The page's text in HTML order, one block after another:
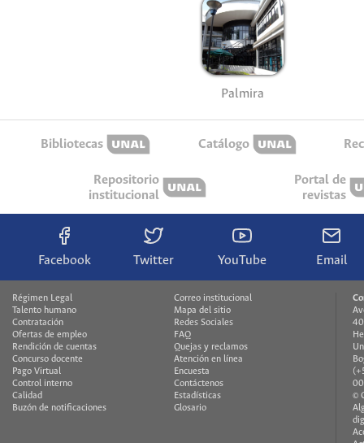
Palmira
Bibliotecas Catálogo
Repositorio
institucional
Portal de
revistas
Facebook Twitter YouTube Email
Régimen Legal
Talento humano
Contratación
Ofertas de empleo
Rendición de cuentas
Concurso docente
Pago Virtual
Control interno
Calidad
Buzón de notificaciones
Correo institucional
Mapa del sitio
Redes Sociales
FAQ
Quejas y reclamos
Atención en línea
Encuesta
Contáctenos
Estadísticas
Glosario
©